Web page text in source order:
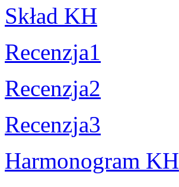
Skład KH
Recenzja1
Recenzja2
Recenzja3
Harmonogram KH